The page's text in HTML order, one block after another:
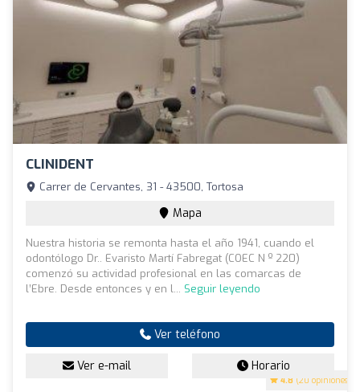
CLINIDENT
4.8 (20 opiniones)
Carrer de Cervantes, 31 - 43500, Tortosa
Mapa
Nuestra historia se remonta hasta el año 1941, cuando el
odontólogo Dr.. Evaristo Martí Fabregat (COEC N º 220)
comenzó su actividad profesional en las comarcas de
l’Ebre. Desde entonces y en l... Seguir leyendo
Ver teléfono
Ver e-mail Horario